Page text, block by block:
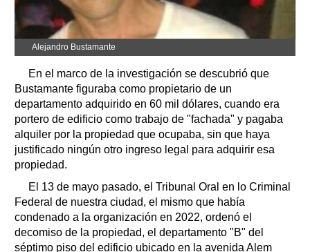
Alejandro Bustamante
En el marco de la investigación se descubrió que
Bustamante figuraba como propietario de un
departamento adquirido en 60 mil dólares, cuando era
portero de edificio como trabajo de "fachada" y pagaba
alquiler por la propiedad que ocupaba, sin que haya
justificado ningún otro ingreso legal para adquirir esa
propiedad.
El 13 de mayo pasado, el Tribunal Oral en lo Criminal
Federal de nuestra ciudad, el mismo que había
condenado a la organización en 2022, ordenó el
decomiso de la propiedad, el departamento "B" del
séptimo piso del edificio ubicado en la avenida Alem